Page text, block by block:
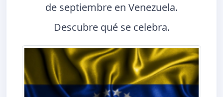
de septiembre en Venezuela.
Descubre qué se celebra.